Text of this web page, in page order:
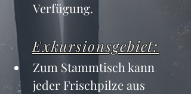
Verfügung.
Exkursionsgebiet:
Zum Stammtisch kann
jeder Frischpilze aus